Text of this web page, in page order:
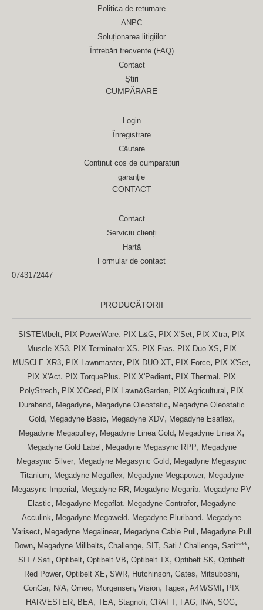
Politica de returnare
ANPC
Soluționarea litigiilor
Întrebări frecvente (FAQ)
Contact
Ştiri
CUMPĂRARE
Login
Înregistrare
Căutare
Continut cos de cumparaturi
garanție
CONTACT
Contact
Serviciu clienți
Hartă
Formular de contact
0743172447
PRODUCĂTORII
SISTEMbelt, PIX PowerWare, PIX L&G, PIX X'Set, PIX X'tra, PIX
Muscle-XS3, PIX Terminator-XS, PIX Fras, PIX Duo-XS, PIX
MUSCLE-XR3, PIX Lawnmaster, PIX DUO-XT, PIX Force, PIX X'Set,
PIX X'Act, PIX TorquePlus, PIX X'Pedient, PIX Thermal, PIX
PolyStrech, PIX X'Ceed, PIX Lawn&Garden, PIX Agricultural, PIX
Duraband, Megadyne, Megadyne Oleostatic, Megadyne Oleostatic
Gold, Megadyne Basic, Megadyne XDV, Megadyne Esaflex,
Megadyne Megapulley, Megadyne Linea Gold, Megadyne Linea X,
Megadyne Gold Label, Megadyne Megasync RPP, Megadyne
Megasync Silver, Megadyne Megasync Gold, Megadyne Megasync
Titanium, Megadyne Megaflex, Megadyne Megapower, Megadyne
Megasync Imperial, Megadyne RR, Megadyne Megarib, Megadyne PV
Elastic, Megadyne Megaflat, Megadyne Contrafor, Megadyne
Acculink, Megadyne Megaweld, Megadyne Pluriband, Megadyne
Varisect, Megadyne Megalinear, Megadyne Cable Pull, Megadyne Pull
Down, Megadyne Millbelts, Challenge, SIT, Sati / Challenge, Sati****,
SIT / Sati, Optibelt, Optibelt VB, Optibelt TX, Optibelt SK, Optibelt
Red Power, Optibelt XE, SWR, Hutchinson, Gates, Mitsuboshi,
ConCar, N/A, Omec, Morgensen, Vision, Tagex, A4M/SMI, PIX
HARVESTER, BEA, TEA, Stagnoli, CRAFT, FAG, INA, SOG,